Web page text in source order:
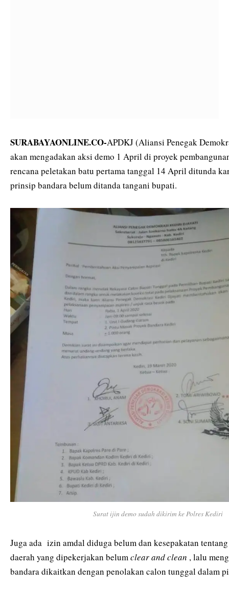
SURABAYAONLINE.CO-APDKJ (Aliansi Penegak
akan mengadakan aksi demo 1 April di proyek
rencana peletakan batu pertama tanggal 14 April ditunda
prinsip bandara belum ditanda tangani bupati.
Surat ijin demo sudah dikirim ke Polres Kediri
Juga ada izin amdal diduga belum dan kesepakatan
daerah yang dipekerjakan belumclear and clean , lalu
bandara dikaitkan dengan penolakan calon tunggal dalam